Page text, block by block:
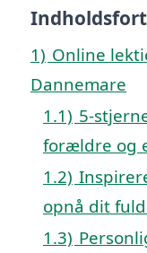
1) Online
Dannemare
1.1) 5-
forældre og
1.2)
opnå dit
1.3)